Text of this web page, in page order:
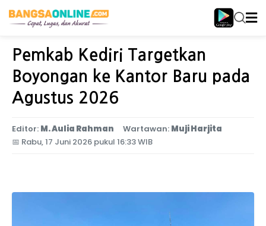
Home Jawa Timur
Pemkab Kediri Targetkan
Boyongan ke Kantor Baru pada
Agustus 2026
Editor: M. Aulia Rahman Wartawan: Muji Harjita
📅 Rabu, 17 Juni 2026 pukul 16:33 WIB